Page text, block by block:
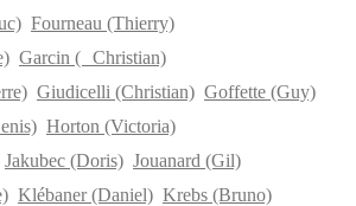
Fourneau (Thierry)
Garcin ( Christian)
Giudicelli (Christian) Goffette (Guy)
Horton (Victoria)
Jakubec (Doris) Jouanard (Gil)
Klébaner (Daniel) Krebs (Bruno)